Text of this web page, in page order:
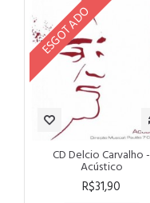
ESGOTADO
CD Delcio Carvalho -
Acústico
R$31,90